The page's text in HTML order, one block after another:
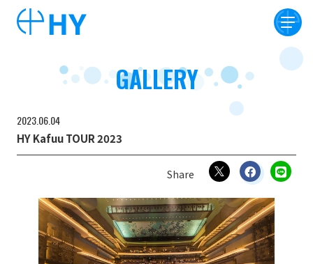
GALLERY
20230604
HY Kafuu TOUR 2023